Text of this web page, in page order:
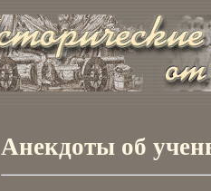
Анекдоты об